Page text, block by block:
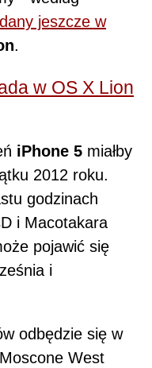
jeszcze w
.
w OS X Lion
iPhone 5 miałby
2012 roku.
godzinach
i Macotakara
pojawić się
i
odbędzie się w
West